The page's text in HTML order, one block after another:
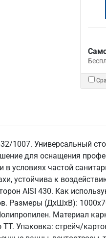
1007. Универсальный
для оснащения
условиях частой
устойчива к
AISI 430. Как
Размеры (ДхШхВ):
Материал
Упаковка: стрейч/